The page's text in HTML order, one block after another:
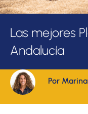
Las mejores
Andalucía
Por Marina